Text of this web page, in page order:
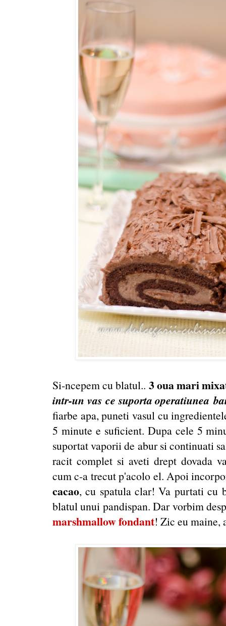
Si-ncepem cu blatul.. 3 oua mari
intr-un vas ce suporta operatiunea
fiarbe apa, puneti vasul cu
5 minute e suficient. Dupa cele 5
suportat vaporii de abur si continuati
racit complet si aveti drept dovada
cum c-a trecut p'acolo el. Apoi
cacao, cu spatula clar! Va purtati cu
blatul unui pandispan. Dar vorbim
marshmallow fondant! Zic eu maine,